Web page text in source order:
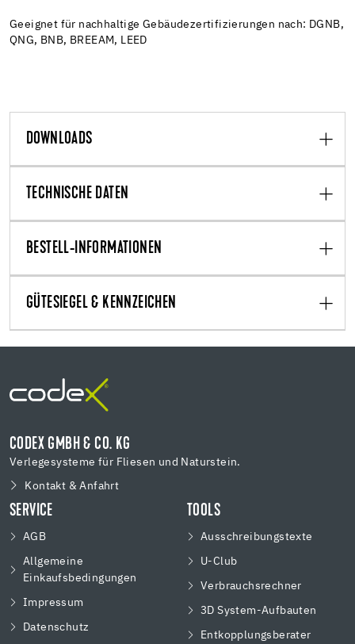
Geeignet für nachhaltige Gebäudezertifizierungen nach: DGNB,
QNG, BNB, BREEAM, LEED
DOWNLOADS
TECHNISCHE DATEN
BESTELL-INFORMATIONEN
GÜTESIEGEL & KENNZEICHEN
CODEX GMBH & CO. KG
Verlegesysteme für Fliesen und Naturstein.
Kontakt & Anfahrt
SERVICE
AGB
Allgemeine
Einkaufsbedingungen
Impressum
Datenschutz
TOOLS
Ausschreibungstexte
U-Club
Verbrauchsrechner
3D System-Aufbauten
Entkopplungsberater